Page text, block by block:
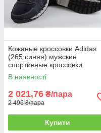
Кожаные кроссовки Adidas
(265 синяя) мужские
спортивные кроссовки
шкіряні чоловічі 42
В наявності
2 021,76 ₴/пара
2 496 ₴/пара
Купити